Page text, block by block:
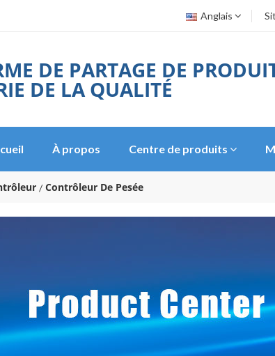
Anglais
DE PARTAGE DE
DE LA QUALITÉ
À propos Centre de produits
Contrôleur De Pesée